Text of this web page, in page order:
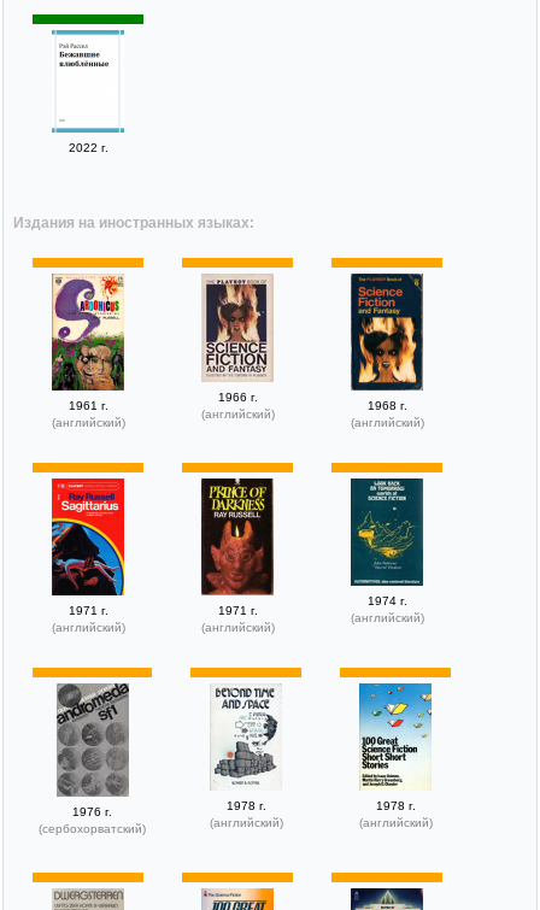
2022 г.
Издания на иностранных языках:
1961 г.
(английский)
1966 г.
(английский)
1968 г.
(английский)
1971 г.
(английский)
1971 г.
(английский)
1974 г.
(английский)
1976 г.
(сербохорватский)
1978 г.
(английский)
1978 г.
(английский)